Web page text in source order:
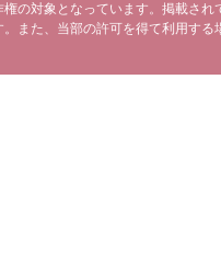
の対象となっています。掲載さ
また、当部の許可を得て利用す